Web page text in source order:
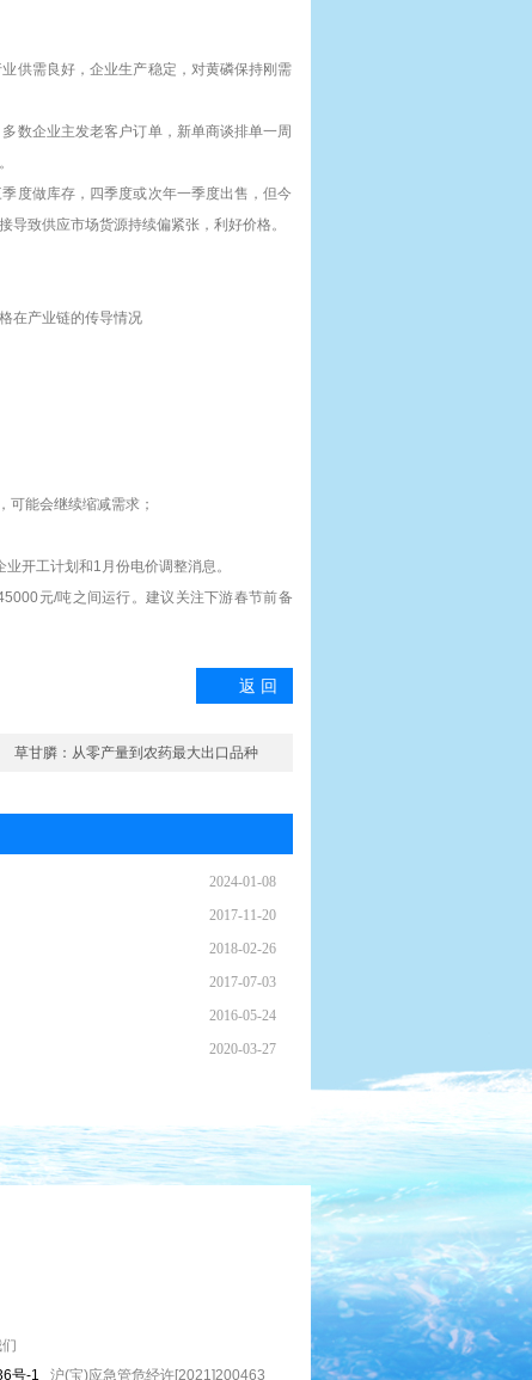
供需良好，企业生产稳定，对黄磷保持刚需
数企业主发老客户订单，新单商谈排单一周
度做库存，四季度或次年一季度出售，但今
致供应市场货源持续偏紧张，利好价格。
在产业链的传导情况
可能会继续缩减需求；
开工计划和1月份电价调整消息。
元/吨之间运行。建议关注下游春节前备
返 回
草甘膦：从零产量到农药最大出口品种
2024-01-08
2017-11-20
2018-02-26
2017-07-03
2016-05-24
2020-03-27
号-1 沪(宝)应急管危经许[2021]200463